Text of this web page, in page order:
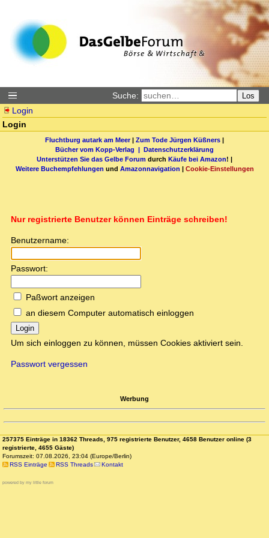
Suche: Los
Login
Login
Fluchtburg autark am Meer| Zum Tode Jürgen Küßners |
Bücher vom Kopp-Verlag | Datenschutzerklärung
Unterstützen Sie das Gelbe Forum durch Käufe bei Amazon! |
Weitere Buchempfehlungen und Amazonnavigation | Cookie-Einstellungen
Nur registrierte Benutzer können Einträge schreiben!
Benutzername:
Passwort:
Paßwort anzeigen
an diesem Computer automatisch einloggen
Login
Um sich einloggen zu können, müssen Cookies aktiviert sein.
Passwort vergessen
Werbung
257375 Einträge in 18362 Threads, 975 registrierte Benutzer, 4658 Benutzer online (3
registrierte, 4655 Gäste)
Forumszeit: 07.08.2026, 23:04 (Europe/Berlin)
RSS Einträge
RSS Threads Kontakt
powered by my little forum